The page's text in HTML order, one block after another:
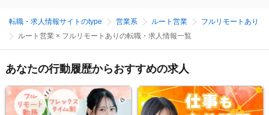
転職・求人情報サイトのtype 営業系 ルート営業
フルリモートあり
ルート営業 × フルリモートありの転職・求人情報一覧
あなたの行動履歴からおすすめの求人